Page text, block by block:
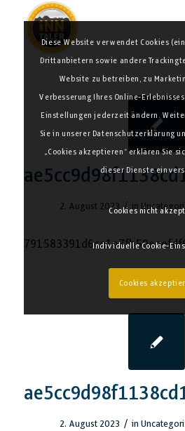
2. August 2023 / in
2. August 2023 / in
Diese Website verwendet Cookies
Drittanbietern sowie andere
Website zu betreiben, zu
Verbesserung Ihres Online-
Einstellungen jederzeit ändern.
Sie in unserer Datenschutzerklärung
„Cookies akzeptieren“ erklären Sie
dieser Dienste
Cookies nicht
Individuelle Cookie-
Cookies